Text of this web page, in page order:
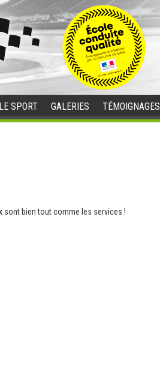
SPORT GALERIES TÉMOIGNAGES
sont bien tout comme les services !